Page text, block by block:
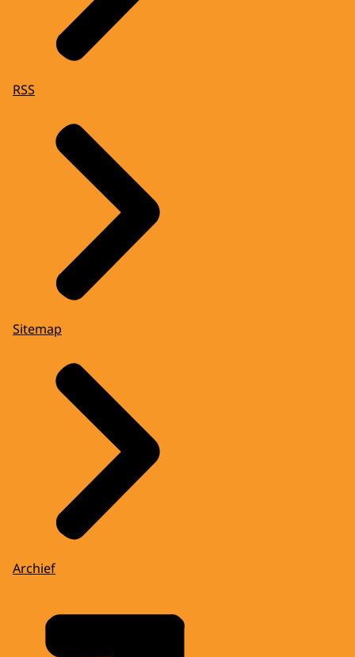
RSS
Sitemap
Archief